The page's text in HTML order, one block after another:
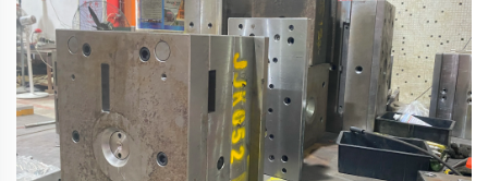
2025-08-21
Découvrez pourquoi le plastique ABS domine le moulage
par injection : une solidité inégalée, une flexibilité de
conception et des coûts de production inférieurs de 40 %.
Idéal pour l'automobile, l'électronique et les biens de
consommation. En savoir plus.En savoir plus